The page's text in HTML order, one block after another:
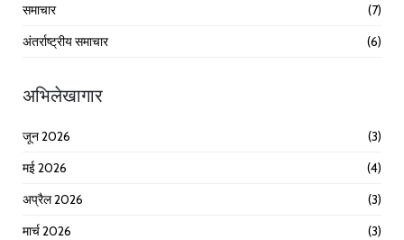
समाचार
(7)
अंतर्राष्ट्रीय समाचार
(6)
अभिलेखागार
जून 2026
(3)
मई 2026
(4)
अप्रैल 2026
(3)
मार्च 2026
(3)